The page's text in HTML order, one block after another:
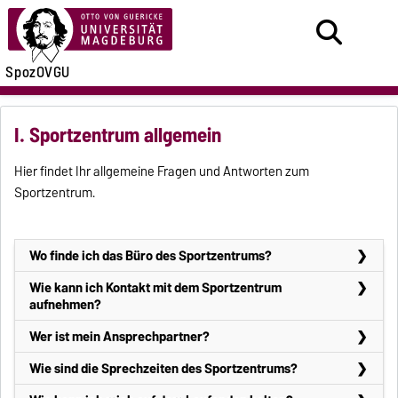
SpozOVGU
I. Sportzentrum allgemein
Hier findet Ihr allgemeine Fragen und Antworten zum
Sportzentrum.
Wo finde ich das Büro des Sportzentrums?
OVGU
Unsere Büros findest Du auf dem Hauptcampus im Gebäude 18.
Eine Etage die Treppe rauf und einfach im Raum 252 melden.
Wie kann ich Kontakt mit dem Sportzentrum
aufnehmen?
OVGU
Unser Sekretariat ist telefonisch unter der Telefonnummer 0391
67-58851 oder per Mail unter sportzentrum@ovgu.dezu
Wer ist mein Ansprechpartner?
OVGU
Eure allgemeinen Ansprechpartner sind die Mitarbeiter des
Wie sind die Sprechzeiten des Sportzentrums?